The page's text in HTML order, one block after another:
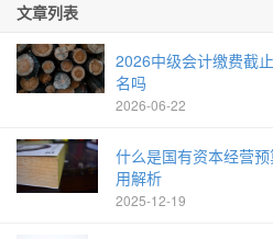
文章列表
2026中级会计缴费截
名吗
2026-06-22
什么是国有资本经营
用解析
2025-12-19